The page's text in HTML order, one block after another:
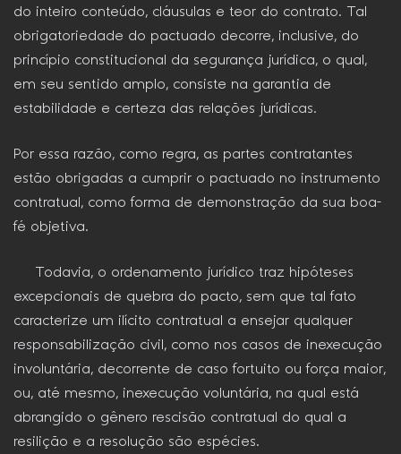
do inteiro conteúdo, cláusulas e teor do contrato. Tal
obrigatoriedade do pactuado decorre, inclusive, do
princípio constitucional da segurança jurídica, o qual,
em seu sentido amplo, consiste na garantia de
estabilidade e certeza das relações jurídicas.
Por essa razão, como regra, as partes contratantes
estão obrigadas a cumprir o pactuado no instrumento
contratual, como forma de demonstração da sua boa-
fé objetiva.
Todavia, o ordenamento jurídico traz hipóteses
excepcionais de quebra do pacto, sem que tal fato
caracterize um ilícito contratual a ensejar qualquer
responsabilização civil, como nos casos de inexecução
involuntária, decorrente de caso fortuito ou força maior,
ou, até mesmo, inexecução voluntária, na qual está
abrangido o gênero rescisão contratual do qual a
resilição e a resolução são espécies.